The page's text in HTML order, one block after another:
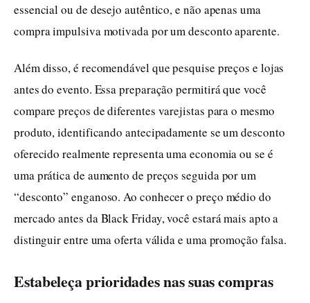
essencial ou de desejo autêntico, e não apenas uma
compra impulsiva motivada por um desconto aparente.
Além disso, é recomendável que pesquise preços e lojas
antes do evento. Essa preparação permitirá que você
compare preços de diferentes varejistas para o mesmo
produto, identificando antecipadamente se um desconto
oferecido realmente representa uma economia ou se é
uma prática de aumento de preços seguida por um
“desconto” enganoso. Ao conhecer o preço médio do
mercado antes da Black Friday, você estará mais apto a
distinguir entre uma oferta válida e uma promoção falsa.
Estabeleça prioridades nas suas compras